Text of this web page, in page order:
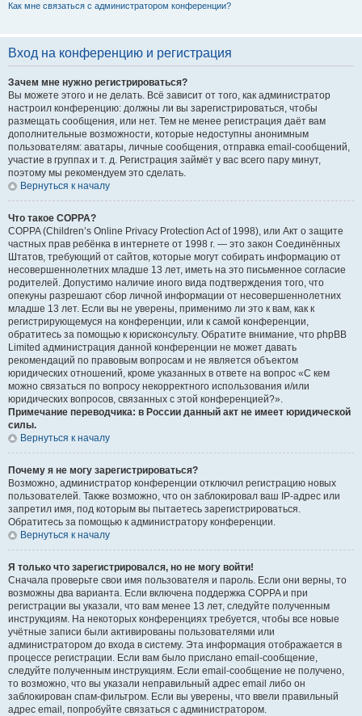
Как мне связаться с администратором конференции?
Вход на конференцию и регистрация
Зачем мне нужно регистрироваться?
Вы можете этого и не делать. Всё зависит от того, как администратор
настроил конференцию: должны ли вы зарегистрироваться, чтобы
размещать сообщения, или нет. Тем не менее регистрация даёт вам
дополнительные возможности, которые недоступны анонимным
пользователям: аватары, личные сообщения, отправка email-сообщений,
участие в группах и т. д. Регистрация займёт у вас всего пару минут,
поэтому мы рекомендуем это сделать.
Вернуться к началу
Что такое COPPA?
COPPA (Children’s Online Privacy Protection Act of 1998), или Акт о защите
частных прав ребёнка в интернете от 1998 г. — это закон Соединённых
Штатов, требующий от сайтов, которые могут собирать информацию от
несовершеннолетних младше 13 лет, иметь на это письменное согласие
родителей. Допустимо наличие иного вида подтверждения того, что
опекуны разрешают сбор личной информации от несовершеннолетних
младше 13 лет. Если вы не уверены, применимо ли это к вам, как к
регистрирующемуся на конференции, или к самой конференции,
обратитесь за помощью к юрисконсульту. Обратите внимание, что phpBB
Limited администрация данной конференции не может давать
рекомендаций по правовым вопросам и не является объектом
юридических отношений, кроме указанных в ответе на вопрос «С кем
можно связаться по вопросу некорректного использования и/или
юридических вопросов, связанных с этой конференцией?».
Примечание переводчика: в России данный акт не имеет юридической
силы.
Вернуться к началу
Почему я не могу зарегистрироваться?
Возможно, администратор конференции отключил регистрацию новых
пользователей. Также возможно, что он заблокировал ваш IP-адрес или
запретил имя, под которым вы пытаетесь зарегистрироваться.
Обратитесь за помощью к администратору конференции.
Вернуться к началу
Я только что зарегистрировался, но не могу войти!
Сначала проверьте свои имя пользователя и пароль. Если они верны, то
возможны два варианта. Если включена поддержка COPPA и при
регистрации вы указали, что вам менее 13 лет, следуйте полученным
инструкциям. На некоторых конференциях требуется, чтобы все новые
учётные записи были активированы пользователями или
администратором до входа в систему. Эта информация отображается в
процессе регистрации. Если вам было прислано email-сообщение,
следуйте полученным инструкциям. Если email-сообщение не получено,
то возможно, что вы указали неправильный адрес email либо он
заблокирован спам-фильтром. Если вы уверены, что ввели правильный
адрес email, попробуйте связаться с администратором.